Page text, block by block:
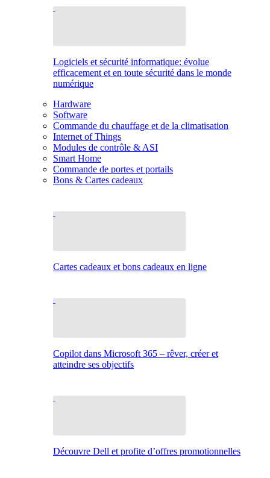
Logiciels et sécurité informatique: évolue
efficacement et en toute sécurité dans le monde
numérique
Hardware
Software
Commande du chauffage et de la climatisation
Internet of Things
Modules de contrôle & ASI
Smart Home
Commande de portes et portails
Bons & Cartes cadeaux
Cartes cadeaux et bons cadeaux en ligne
Copilot dans Microsoft 365 – rêver, créer et
atteindre ses objectifs
Découvre Dell et profite d’offres promotionnelles